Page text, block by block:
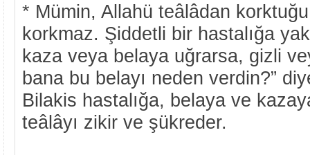
* Mümin, Allahü teâlâdan
korkmaz. Şiddetli bir hastalığa
kaza veya belaya uğrarsa, gizli
bana bu belayı neden verdin?”
Bilakis hastalığa, belaya ve
teâlâyı zikir ve şükreder.